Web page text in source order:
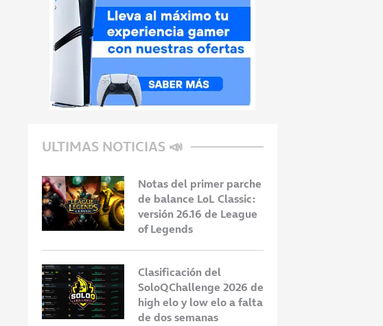
ULTIMAS NOTICIAS 📣
Notas del primer parche
de balance LoL Classic:
versión 26.16 de League
of Legends
Clasificación del
SoloQChallenge 2026 de
high elo y low elo a falta
de dos semanas